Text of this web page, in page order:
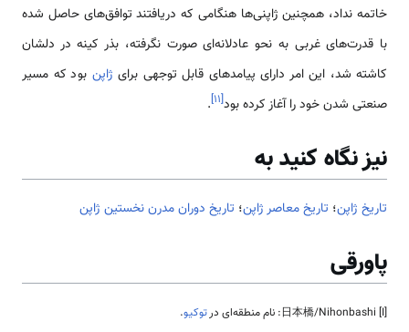
خاتمه نداد، همچنین ژاپنی‌ها هنگامی که دریافتند توافق‌های حاصل شده
با قدرت‌های غربی به نحو عادلانه‌ای صورت نگرفته، بذر کینه در دلشان
کاشته شد، این امر دارای پیامدهای قابل توجهی برای ژاپن بود که مسیر
صنعتی شدن خود را آغاز کرده بود[۱۱]
.
نیز نگاه کنید به
تاریخ ژاپن؛ تاریخ معاصر ژاپن؛ تاریخ دوران مدرن نخستین ژاپن
پاورقی
[I] 日本橋/Nihonbashi: نام منطقه‌ای در توکیو.